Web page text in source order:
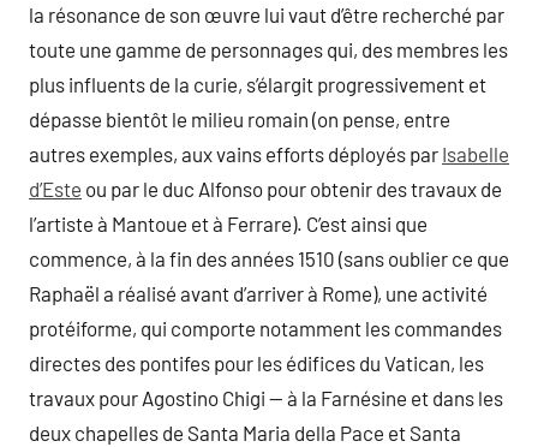
la résonance de son œuvre lui vaut d’être recherché par
toute une gamme de personnages qui, des membres les
plus influents de la curie, s’élargit progressivement et
dépasse bientôt le milieu romain (on pense, entre
autres exemples, aux vains efforts déployés par Isabelle
d’Este ou par le duc Alfonso pour obtenir des travaux de
l’artiste à Mantoue et à Ferrare). C’est ainsi que
commence, à la fin des années 1510 (sans oublier ce que
Raphaël a réalisé avant d’arriver à Rome), une activité
protéiforme, qui comporte notamment les commandes
directes des pontifes pour les édifices du Vatican, les
travaux pour Agostino Chigi — à la Farnésine et dans les
deux chapelles de Santa Maria della Pace et Santa